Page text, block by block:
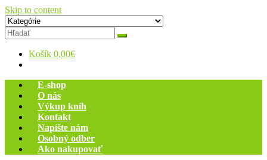
Skip to content
Zelený dom
Antikvariát
Košík 0,00€
E-shop
O nás
Výkup kníh
Kontakt
Napíšte nám
Osobný odber
Ako nakupovať